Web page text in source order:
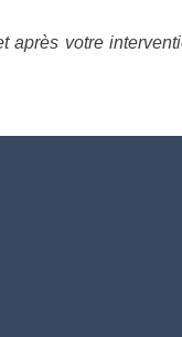
votre